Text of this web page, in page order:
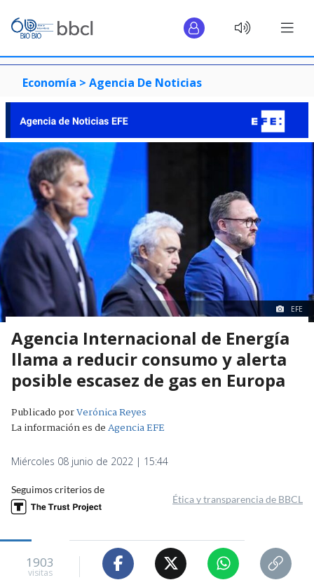
Economía > Agencia De Noticias
EFE
Agencia Internacional de Energía
llama a reducir consumo y alerta
posible escasez de gas en Europa
Publicado porVerónica Reyes
La información es deAgencia EFE
Miércoles 08 junio de 2022 | 15:44
Seguimos criterios de
Ética y transparencia de BBCL
1903
visitas